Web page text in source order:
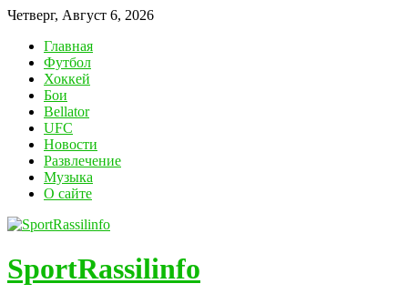
Четверг, Август 6, 2026
Главная
Футбол
Хоккей
Бои
Bellator
UFC
Новости
Развлечение
Музыка
О сайте
SportRassilinfo